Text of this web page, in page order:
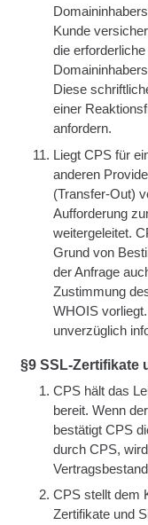
Kunde
die
Diese
einer
anfordern.
Liegt CPS für
anderen
(Transfer-Out)
Aufforderung
weitergeleitet.
Grund von
der Anfrage
Zustimmung
WHOIS
unverzüglich
§9 SSL-Zertifikate
CPS hält das
bereit. Wenn
bestätigt CPS
durch CPS,
CPS stellt dem
Zertifikate und